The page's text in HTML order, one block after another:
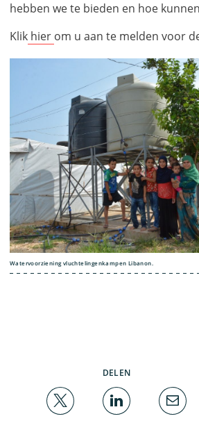
hebben we te bieden en hoe
Klik hier om u aan te melden voor
Watervoorziening vluchtelingenkampen Libanon.
DELEN